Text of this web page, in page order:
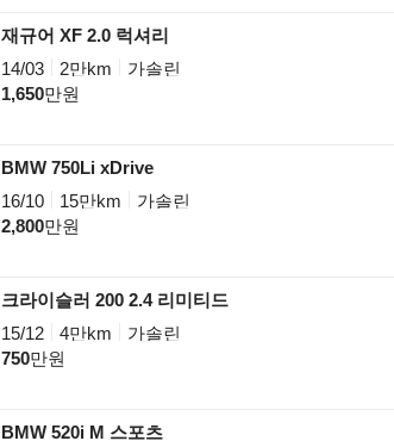
재규어 XF 2.0 럭셔리
14/03
2만km
가솔린
1,650만원
BMW 750Li xDrive
16/10
15만km
가솔린
2,800만원
크라이슬러 200 2.4 리미티드
15/12
4만km
가솔린
750만원
BMW 520i M 스포츠